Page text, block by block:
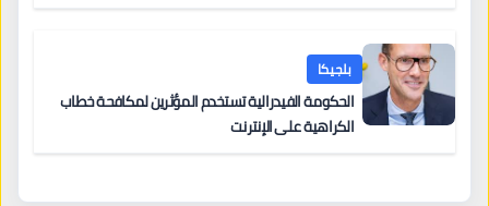
بلجيكا
الحكومة الفيدرالية تستخدم المؤثرين لمكافحة خطاب
الكراهية على الإنترنت